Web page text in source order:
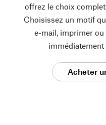
offrez le choix
Choisissez un motif
e-mail, imprimer
immédiatement
Acheter